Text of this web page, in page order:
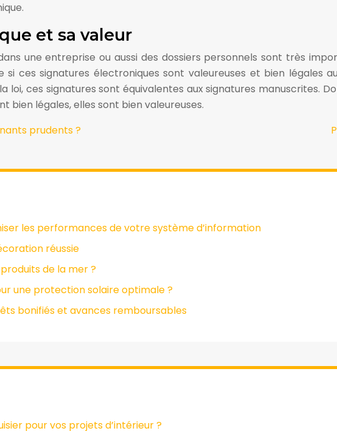
et sa valeur
une entreprise ou aussi des dossiers personnels sont très
si ces signatures électroniques sont valeureuses et bien légales
la loi, ces signatures sont équivalentes aux signatures manuscrites.
bien légales, elles sont bien valeureuses.
prudents ?
les performances de votre système d’information
réussie
de la mer ?
une protection solaire optimale ?
bonifiés et avances remboursables
pour vos projets d’intérieur ?